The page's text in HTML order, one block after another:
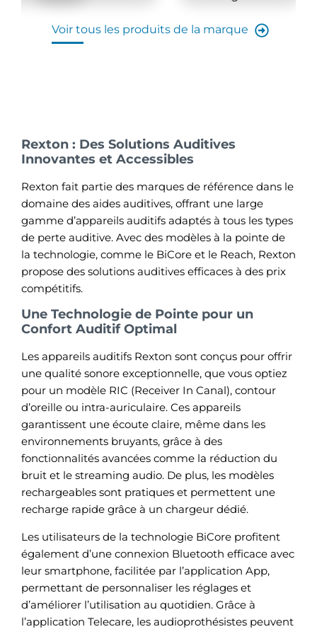
Voir tous les produits de la marque
Rexton : Des Solutions Auditives
Innovantes et Accessibles
Rexton fait partie des marques de référence dans le
domaine des aides auditives, offrant une large
gamme d’appareils auditifs adaptés à tous les types
de perte auditive. Avec des modèles à la pointe de
la technologie, comme le BiCore et le Reach, Rexton
propose des solutions auditives efficaces à des prix
compétitifs.
Une Technologie de Pointe pour un
Confort Auditif Optimal
Les appareils auditifs Rexton sont conçus pour offrir
une qualité sonore exceptionnelle, que vous optiez
pour un modèle RIC (Receiver In Canal), contour
d’oreille ou intra-auriculaire. Ces appareils
garantissent une écoute claire, même dans les
environnements bruyants, grâce à des
fonctionnalités avancées comme la réduction du
bruit et le streaming audio. De plus, les modèles
rechargeables sont pratiques et permettent une
recharge rapide grâce à un chargeur dédié.
Les utilisateurs de la technologie BiCore profitent
également d’une connexion Bluetooth efficace avec
leur smartphone, facilitée par l’application App,
permettant de personnaliser les réglages et
d’améliorer l’utilisation au quotidien. Grâce à
l’application Telecare, les audioprothésistes peuvent